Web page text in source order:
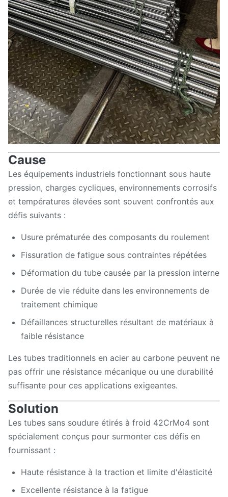
Cause
Les équipements industriels fonctionnant sous haute
pression, charges cycliques, environnements corrosifs
et températures élevées sont souvent confrontés aux
défis suivants :
Usure prématurée des composants du roulement
Fissuration de fatigue sous contraintes répétées
Déformation du tube causée par la pression interne
Durée de vie réduite dans les environnements de
traitement chimique
Défaillances structurelles résultant de matériaux à
faible résistance
Les tubes traditionnels en acier au carbone peuvent ne
pas offrir une résistance mécanique ou une durabilité
suffisante pour ces applications exigeantes.
Solution
Les tubes sans soudure étirés à froid 42CrMo4 sont
spécialement conçus pour surmonter ces défis en
fournissant :
Haute résistance à la traction et limite d'élasticité
Excellente résistance à la fatigue